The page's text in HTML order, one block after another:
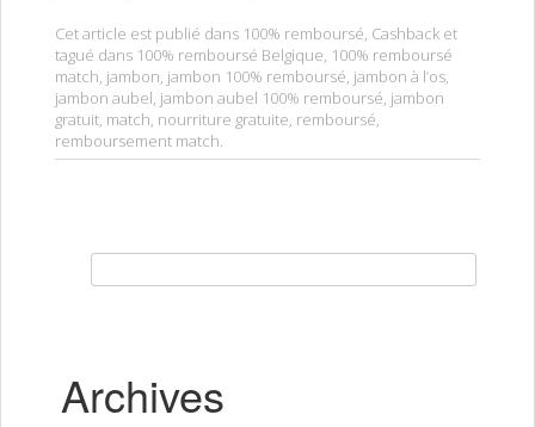
Cet article est publié dans 100% remboursé, Cashback et
tagué dans 100% remboursé Belgique, 100% remboursé
match, jambon, jambon 100% remboursé, jambon à l’os,
jambon aubel, jambon aubel 100% remboursé, jambon
gratuit, match, nourriture gratuite, remboursé,
remboursement match.
Archives